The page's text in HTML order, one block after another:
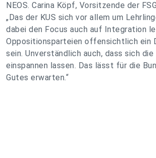
NEOS. Carina Köpf, Vorsitzende der
„Das der KUS sich vor allem um
dabei den Focus auch auf Integration
Oppositionsparteien offensichtlich ein
sein. Unverständlich auch, dass sich die
einspannen lassen. Das lässt für die
Gutes erwarten.“